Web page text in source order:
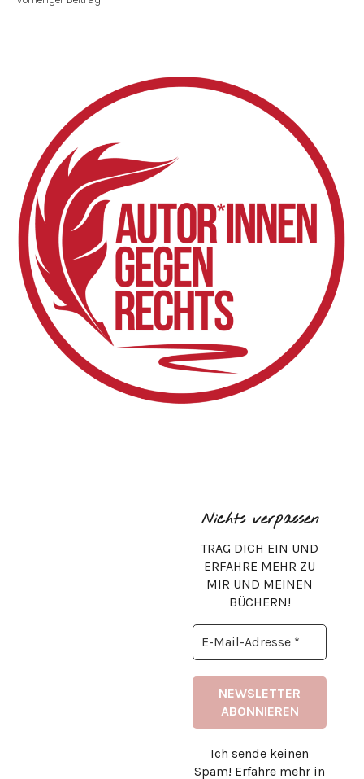
Nichts verpassen
TRAG DICH EIN UND
ERFAHRE MEHR ZU
MIR UND MEINEN
BÜCHERN!
Ich sende keinen
Spam! Erfahre mehr in